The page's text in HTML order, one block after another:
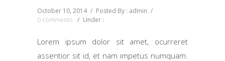
October 10, 2014 / Posted By : admin /
0 comments / Under :
Lorem ipsum dolor sit amet, ocurreret
assentior sit id, et nam impetus numquam.